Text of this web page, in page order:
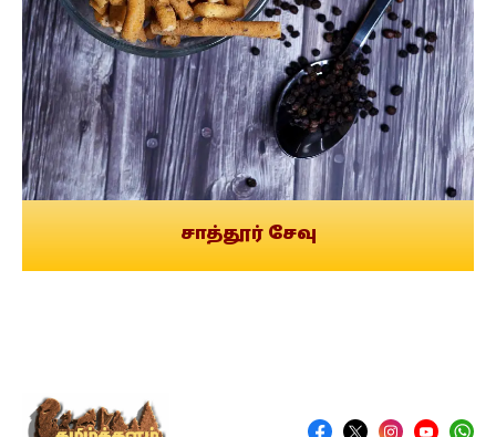
சாத்தூர் சேவு